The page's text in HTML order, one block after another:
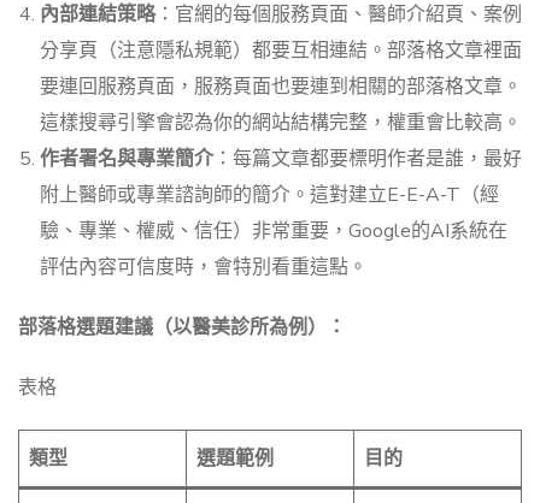
內部連結策略：官網的每個服務頁面、醫師介紹頁、案例
分享頁（注意隱私規範）都要互相連結。部落格文章裡面
要連回服務頁面，服務頁面也要連到相關的部落格文章。
這樣搜尋引擎會認為你的網站結構完整，權重會比較高。
作者署名與專業簡介：每篇文章都要標明作者是誰，最好
附上醫師或專業諮詢師的簡介。這對建立E-E-A-T（經
驗、專業、權威、信任）非常重要，Google的AI系統在
評估內容可信度時，會特別看重這點。
部落格選題建議（以醫美診所為例）：
表格
類型 選題範例 目的